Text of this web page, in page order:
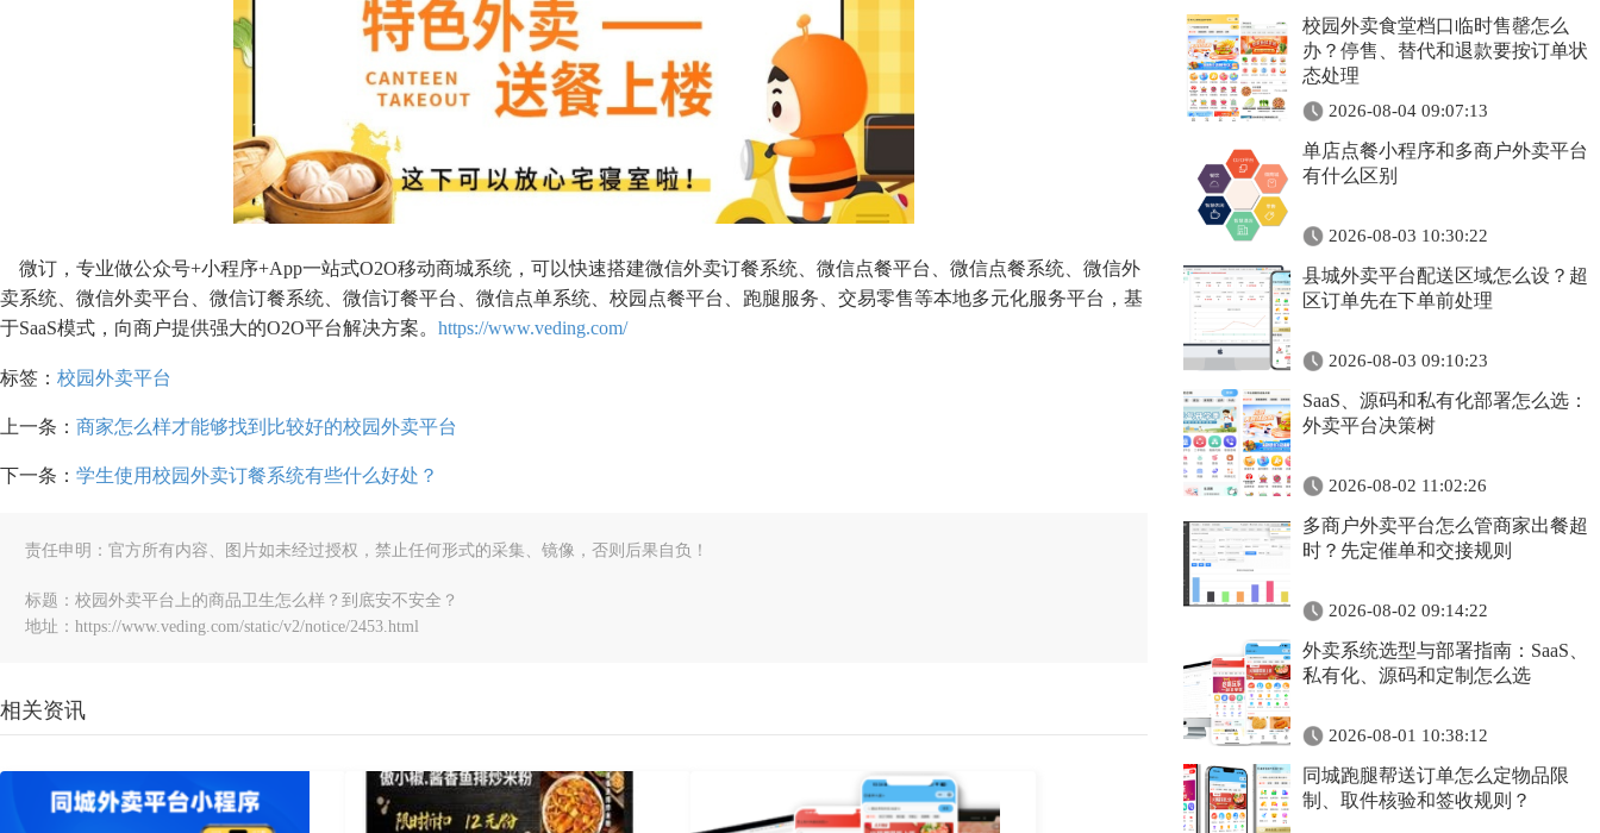
微订，专业做公众号+小程序+App一站式O2O移动商城系统，可以快速搭建微信外卖订餐系统、微信点餐平台、微信点餐系统、微信外
卖系统、微信外卖平台、微信订餐系统、微信订餐平台、微信点单系统、校园点餐平台、跑腿服务、交易零售等本地多元化服务平台，基
于SaaS模式，向商户提供强大的O2O平台解决方案。 https://www.veding.com/
标签： 校园外卖平台
上一条： 商家怎么样才能够找到比较好的校园外卖平台
下一条： 学生使用校园外卖订餐系统有些什么好处？
责任申明：官方所有内容、图片如未经过授权，禁止任何形式的采集、镜像，否则后果自负！
标题：校园外卖平台上的商品卫生怎么样？到底安不安全？
地址：https://www.veding.com/static/v2/notice/2453.html
相关资讯
校园外卖食堂档口临时售罄怎么
办？停售、替代和退款要按订单状
态处理
2026-08-04 09:07:13
单店点餐小程序和多商户外卖平台
有什么区别
2026-08-03 10:30:22
县城外卖平台配送区域怎么设？超
区订单先在下单前处理
2026-08-03 09:10:23
SaaS、源码和私有化部署怎么选：
外卖平台决策树
2026-08-02 11:02:26
多商户外卖平台怎么管商家出餐超
时？先定催单和交接规则
2026-08-02 09:14:22
外卖系统选型与部署指南：SaaS、
私有化、源码和定制怎么选
2026-08-01 10:38:12
同城跑腿帮送订单怎么定物品限
制、取件核验和签收规则？